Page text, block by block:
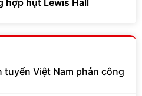
tuyển Việt Nam phản công